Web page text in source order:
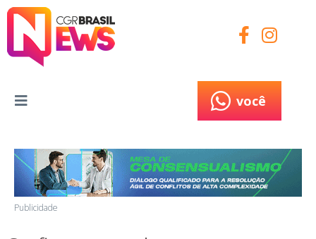
você
Publicidade